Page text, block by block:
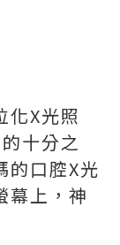
化X光照
十分之
的口腔X光
幕上，神